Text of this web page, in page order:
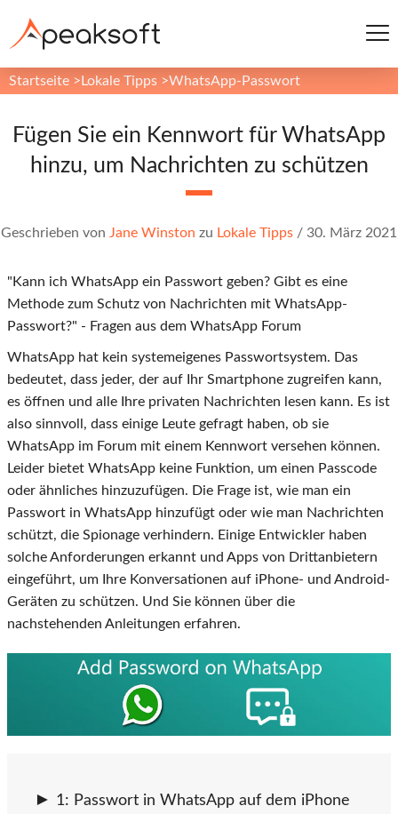
Startseite > Lokale Tipps >WhatsApp-Passwort
Fügen Sie ein Kennwort für WhatsApp
hinzu, um Nachrichten zu schützen
Geschrieben von Jane Winston zu Lokale Tipps / 30. März 2021
"Kann ich WhatsApp ein Passwort geben? Gibt es eine
Methode zum Schutz von Nachrichten mit WhatsApp-
Passwort?" - Fragen aus dem WhatsApp Forum
WhatsApp hat kein systemeigenes Passwortsystem. Das
bedeutet, dass jeder, der auf Ihr Smartphone zugreifen kann,
es öffnen und alle Ihre privaten Nachrichten lesen kann. Es ist
also sinnvoll, dass einige Leute gefragt haben, ob sie
WhatsApp im Forum mit einem Kennwort versehen können.
Leider bietet WhatsApp keine Funktion, um einen Passcode
oder ähnliches hinzuzufügen. Die Frage ist, wie man ein
Passwort in WhatsApp hinzufügt oder wie man Nachrichten
schützt, die Spionage verhindern. Einige Entwickler haben
solche Anforderungen erkannt und Apps von Drittanbietern
eingeführt, um Ihre Konversationen auf iPhone- und Android-
Geräten zu schützen. Und Sie können über die
nachstehenden Anleitungen erfahren.
1: Passwort in WhatsApp auf dem iPhone